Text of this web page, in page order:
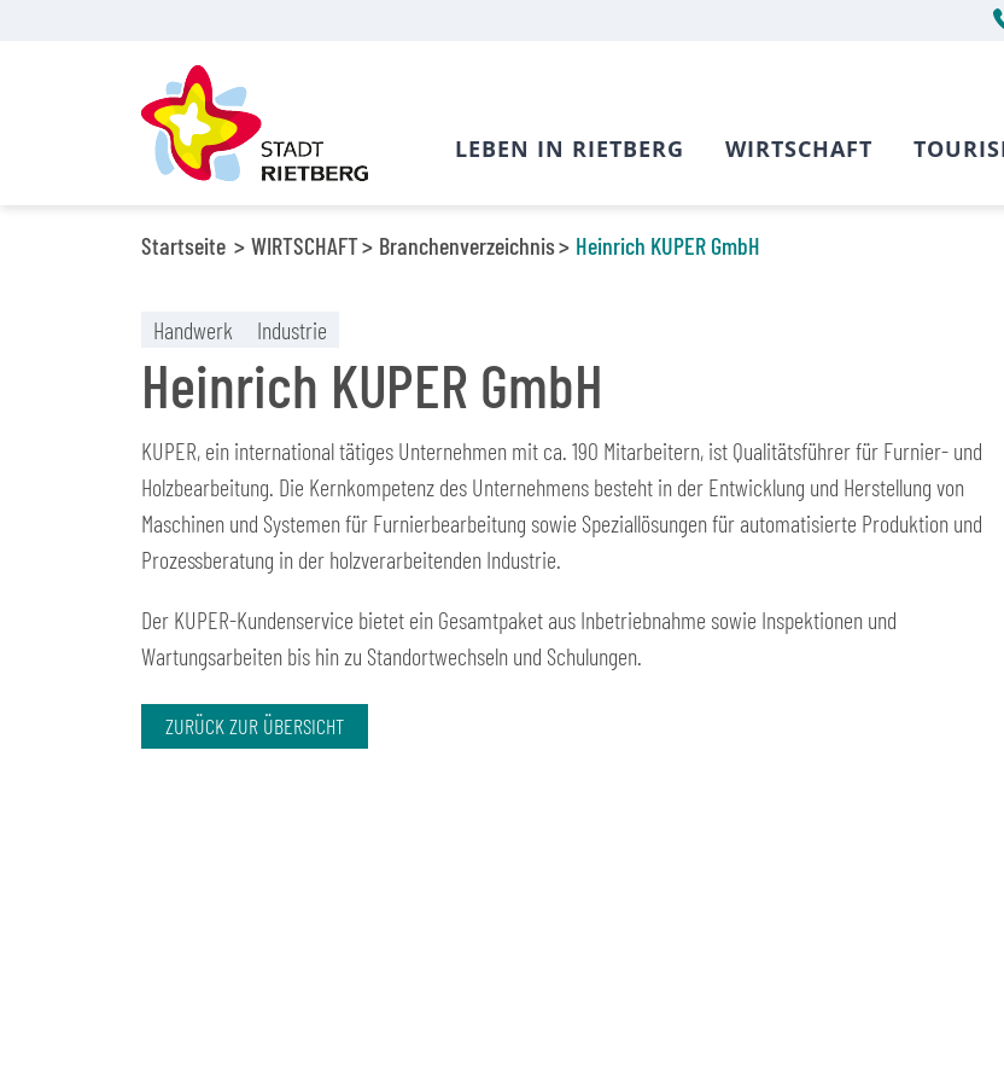
Startseite WIRTSCHAFT Branchenverzeichnis Heinrich KUPER GmbH
Handwerk Industrie
Heinrich KUPER GmbH
KUPER, ein international tätiges Unternehmen mit ca. 190 Mitarbeitern, ist Qualitätsführer für Furnier- und
Holzbearbeitung. Die Kernkompetenz des Unternehmens besteht in der Entwicklung und Herstellung von
Maschinen und Systemen für Furnierbearbeitung sowie Speziallösungen für automatisierte Produktion und
Prozessberatung in der holzverarbeitenden Industrie.
Der KUPER-Kundenservice bietet ein Gesamtpaket aus Inbetriebnahme sowie Inspektionen und
Wartungsarbeiten bis hin zu Standortwechseln und Schulungen.
ZURÜCK ZUR ÜBERSICHT
LEBEN IN RIETBERG WIRTSCHAFT